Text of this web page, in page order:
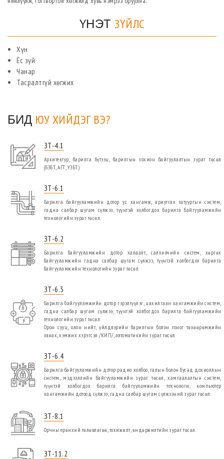
ҮНЭТ ЗҮЙЛС
Хүн
Ёс зүй
Чанар
Тасралтгүй хөгжих
БИД ЮУ ХИЙДЭГ ВЭ?
ЗТ-4.1
Архитектур, барилга бүтээц, барилгын зохион байгуулалтын зураг төсөл
(БЗБТ, АГТ, ҮЗБТ)
ЗТ-6.1
Барилга байгууламжийн дотор ус хангамж, ариутгах татуургын систем,
гадна салбар шугам сүлжээ, түүнтэй холбогдох барилга байгууламжийн
технологийн зураг төсөл.
ЗТ-6.2
Барилга байгууламжийн дотор халаалт, салхивчийн систем, хөргөх
байгууламжийн гадна салбар шугам сүлжээ, түүнтэй холбогдох барилга
байгууламжийн технологийн зураг төсөл.
ЗТ-6.3
Барилга байгууламжийн дотор гэрэлтүүлэг, цахилгаан хангамжийн систем,
гадна салбар шугам сүлжээ, түүнтэй холбогдох барилга байгууламжийн
технологийн зураг төсөл.
Орон сууц, олон нийт, үйлдвэрийн барилгын болон тоног төхөөрөмжийн
хянах, хэмжих хэрэгсэл /КИП/, автоматикийн зураг төсөл.
ЗТ-6.4
Барилга байгууламжийн дотор радио холбоо, галын болон бусад дохиоллын
систем, мэдээллийн байгууламжийн зураг төсөл, хамгаалалтын систем,
түүнтэй холбогдох барилга байгууламжийн технологи, компьютер
хангамжийн дотоод сүлжээ, гадна салбар шугам сүлжээний зураг төсөл.
ЗТ-8.1
Орчны ерөнхий төлөвлөгөө, тохижилт, өндөржилтийн зураг төсөл.
ЗТ-11.2